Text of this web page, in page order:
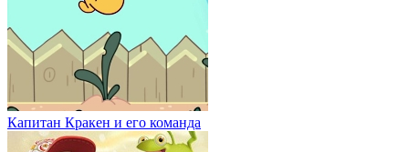
Капитан Кракен и его команда